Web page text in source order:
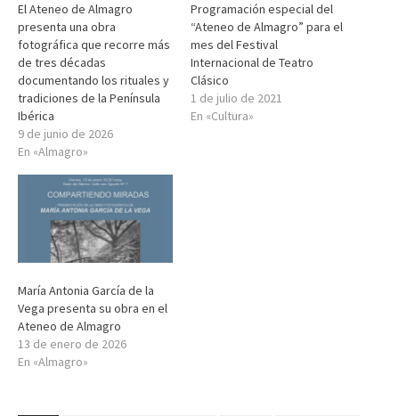
El Ateneo de Almagro
presenta una obra
fotográfica que recorre más
de tres décadas
documentando los rituales y
tradiciones de la Península
Ibérica
9 de junio de 2026
En «Almagro»
Programación especial del
“Ateneo de Almagro” para el
mes del Festival
Internacional de Teatro
Clásico
1 de julio de 2021
En «Cultura»
María Antonia García de la
Vega presenta su obra en el
Ateneo de Almagro
13 de enero de 2026
En «Almagro»